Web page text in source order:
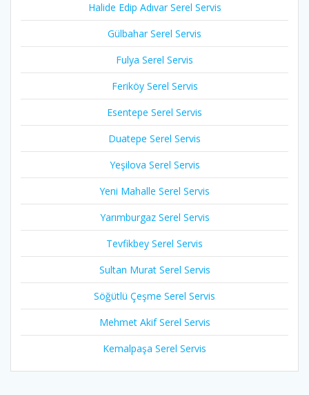
Halide Edip Adıvar Serel Servis
Gülbahar Serel Servis
Fulya Serel Servis
Feriköy Serel Servis
Esentepe Serel Servis
Duatepe Serel Servis
Yeşilova Serel Servis
Yeni Mahalle Serel Servis
Yarımburgaz Serel Servis
Tevfikbey Serel Servis
Sultan Murat Serel Servis
Söğütlü Çeşme Serel Servis
Mehmet Akif Serel Servis
Kemalpaşa Serel Servis